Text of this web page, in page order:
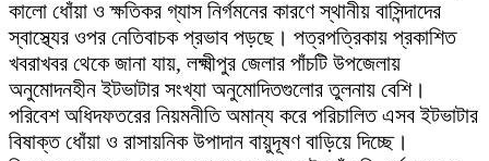
কালো ধোঁয়া ও ক্ষতিকর গ্যাস নির্গমনের কারণে স্থানীয় বাসিন্দাদের
স্বাস্থ্যের ওপর নেতিবাচক প্রভাব পড়ছে। পত্রপত্রিকায় প্রকাশিত
খবরাখবর থেকে জানা যায়, লক্ষ্মীপুর জেলার পাঁচটি উপজেলায়
অনুমোদনহীন ইটভাটার সংখ্যা অনুমোদিতগুলোর তুলনায় বেশি।
পরিবেশ অধিদফতরের নিয়মনীতি অমান্য করে পরিচালিত এসব ইটভাটার
বিষাক্ত ধোঁয়া ও রাসায়নিক উপাদান বায়ুদূষণ বাড়িয়ে দিচ্ছে।